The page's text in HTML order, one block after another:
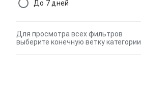
До 7 дней
Для просмотра всех фильтров
выберите конечную ветку категории